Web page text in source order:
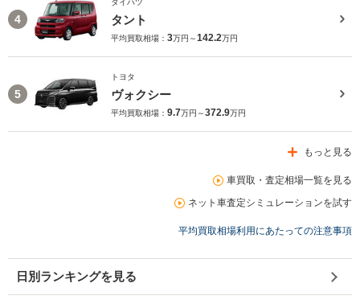
4 タント
平均買取相場： 3万円～142.2万円
5
トヨタ
ヴォクシー
平均買取相場： 9.7万円～372.9万円
もっと見る
車買取・査定相場一覧を見る
ネット車査定シミュレーションを試す
平均買取相場利用にあたっての注意事項
日別ランキングを見る